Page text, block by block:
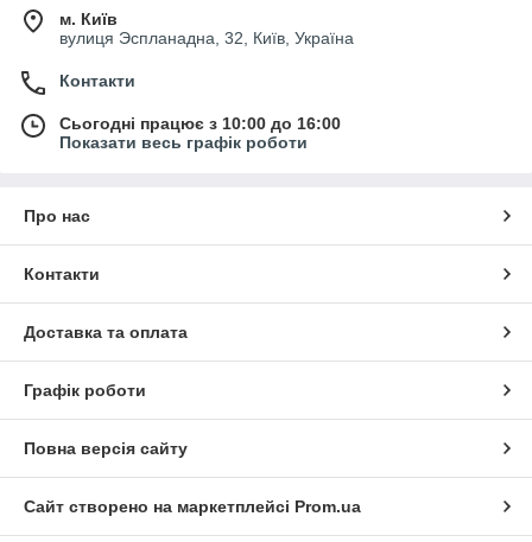
м. Київ
вулиця Эспланадна, 32, Київ, Україна
Контакти
Сьогодні працює з 10:00 до 16:00
Показати весь графік роботи
Про нас
Контакти
Доставка та оплата
Графік роботи
Повна версія сайту
Сайт створено на маркетплейсі Prom.ua